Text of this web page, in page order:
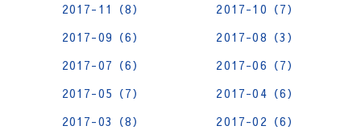
2017-11（8）
2017-10（7）
2017-09（6）
2017-08（3）
2017-07（6）
2017-06（7）
2017-05（7）
2017-04（6）
2017-03（8）
2017-02（6）